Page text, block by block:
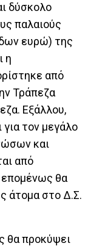
δύσκολο
παλαιούς
ευρώ) της
η
από
Τράπεζα
Εξάλλου,
τον μεγάλο
και
από
επομένως θα
άτομα στο Δ.Σ.
θα προκύψει